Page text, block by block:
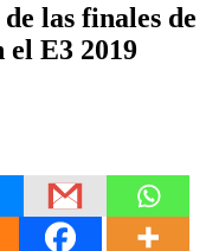
las finales de
el E3 2019